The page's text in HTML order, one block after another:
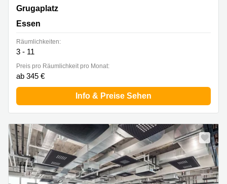
Grugaplatz 2, Essen
Grugaplatz
Essen
Räumlichkeiten:
3 - 11
Preis pro Räumlichkeit pro Monat:
ab 345 €
Info & Preise Sehen